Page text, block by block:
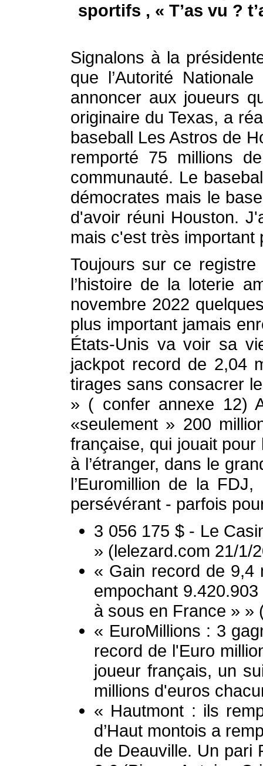
sportifs , « T’as vu ?
Signalons à la
que l’Autorité
annoncer aux joueurs
originaire du Texas, a
baseball Les Astros de
remporté 75 millions
communauté. Le
démocrates mais le
d'avoir réuni Houston.
mais c'est très important
Toujours sur ce
l’histoire de la loterie
novembre 2022
plus important jamais
États-Unis va voir sa
jackpot record de 2,04
tirages sans consacrer
» ( confer annexe 12)
«seulement » 200
française, qui jouait
à l’étranger, dans le
l’Euromillion de la
persévérant - parfois
3 056 175 $ - Le
» (lelezard.com 21/1/
« Gain record de 9,4
empochant
à sous en France » »
« EuroMillions : 3
record de l'Euro
joueur français, un
millions d'euros
« Hautmont : ils
d’Haut montois a
de Deauville. Un pari